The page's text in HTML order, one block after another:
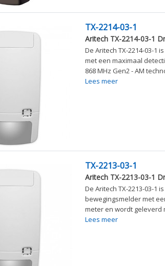
TX-2214-03-1
Aritech TX-2214-03-1
De Aritech TX-2214-03-1
met een maximaal
868 MHz Gen2 - AM
Lees meer
TX-2213-03-1
Aritech TX-2213-03-1
De Aritech TX-2213-03-1
bewegingsmelder met
meter en wordt geleverd
Lees meer